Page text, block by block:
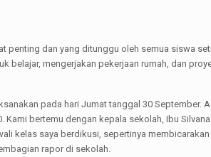
penting dan yang ditunggu oleh semua siswa
belajar, mengerjakan pekerjaan rumah, dan
pada hari Jumat tanggal 30 September.
Kami bertemu dengan kepala sekolah, Ibu
kelas saya berdikusi, sepertinya
rapor di sekolah.